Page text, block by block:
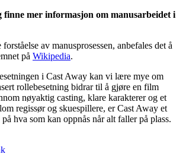
finne mer informasjon om manusarbeidet i
av manusprosessen, anbefales det å
på Wikipedia.
i Cast Away kan vi lære mye om
rollebesetning bidrar til å gjøre en film
nøyaktig casting, klare karakterer og et
regissør og skuespillere, er Cast Away et
hva som kan oppnås når alt faller på plass.